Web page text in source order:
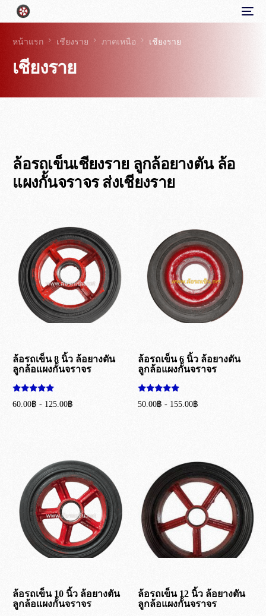
หน้าแรก เชียงราย ภาคเหนือ เชียงราย
เชียงราย
ล้อรถเข็นเชียงราย ลูกล้อยางตัน ล้อ
แผงกั้นจราจร ส่งเชียงราย
ล้อรถเข็น 8 นิ้ว ล้อยางตัน
ลูกล้อแผงกั้นจราจร
ให้คะแนน
5.00
60.00฿ - 125.00฿
ล้อรถเข็น 6 นิ้ว ล้อยางตัน
ลูกล้อแผงกั้นจราจร
ให้คะแนน
5.00
50.00฿ - 155.00฿
ล้อรถเข็น 10 นิ้ว ล้อยางตัน
ลูกล้อแผงกั้นจราจร
ล้อรถเข็น 12 นิ้ว ล้อยางตัน
ลูกล้อแผงกั้นจราจร